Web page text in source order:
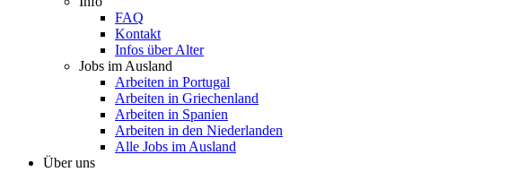
FAQ
Kontakt
Infos über Alter
Jobs im Ausland
Arbeiten in Portugal
Arbeiten in Griechenland
Arbeiten in Spanien
Arbeiten in den Niederlanden
Alle Jobs im Ausland
Über uns